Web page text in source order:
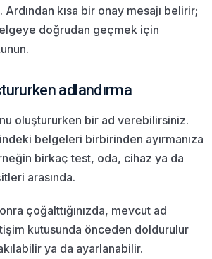
Ardından kısa bir onay mesajı belirir;
doğrudan geçmek için
adlandırma
oluştururken bir ad verebilirsiniz.
belgeleri birbirinden ayırmanıza
birkaç test, oda, cihaz ya da
arasında.
çoğalttığınızda, mevcut ad
kutusunda önceden doldurulur
ya da ayarlanabilir.